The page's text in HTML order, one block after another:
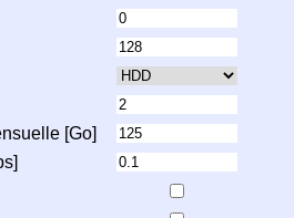
[Go]